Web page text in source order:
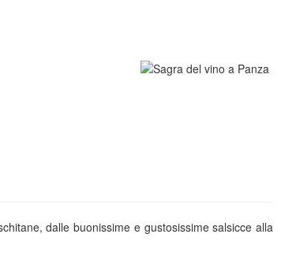
dalle buonissime e gustosissime salsicce alla